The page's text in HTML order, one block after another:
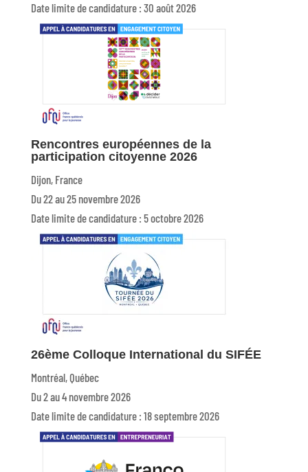
Date limite de candidature : 30 août 2026
Rencontres européennes de la
participation citoyenne 2026
Dijon, France
Du 22 au 25 novembre 2026
Date limite de candidature : 5 octobre 2026
26ème Colloque International du SIFÉE
Montréal, Québec
Du 2 au 4 novembre 2026
Date limite de candidature : 18 septembre 2026